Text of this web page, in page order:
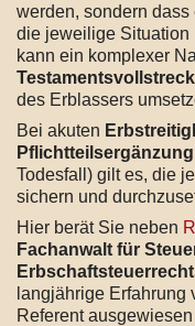
werden, sondern
die jeweilige Situation
kann ein komplexer
des Erblassers
Bei akuten
Pflichtteilsergänzung
Todesfall) gilt es, die
sichern und
Hier berät Sie neben
Fachanwalt für
langjährige Erfahrung
Referent